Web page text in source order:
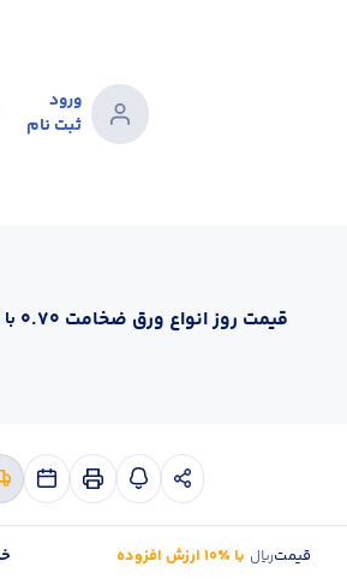
ورود
ثبت نام
قیمت روز انواع ورق ضخامت 0.70 با ٪۱۰
قیمتریال با ٪۱۰ ارزش افزوده